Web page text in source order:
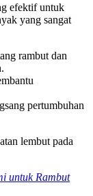
efektif untuk
yang sangat
rambut dan
pertumbuhan
lembut pada
untuk Rambut